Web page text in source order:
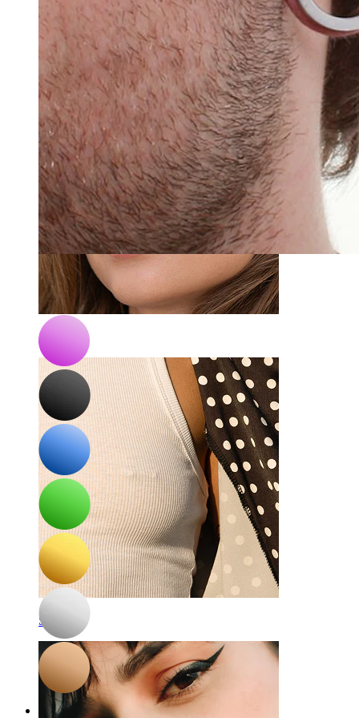
Pępek
Septum
Sutek
-15%
Bodymod Essentials
Wykręcany tunel ze stali chirurgicznej
21,25 zł25,00 zł